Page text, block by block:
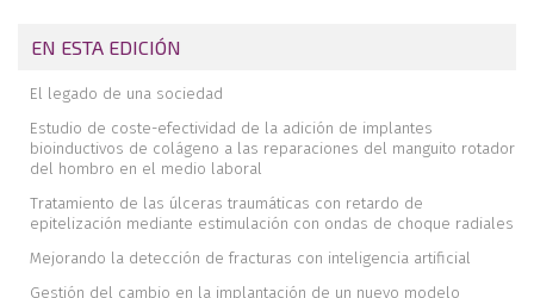
EN ESTA EDICIÓN
El legado de una sociedad
Estudio de coste-efectividad de la adición de implantes
bioinductivos de colágeno a las reparaciones del manguito rotador
del hombro en el medio laboral
Tratamiento de las úlceras traumáticas con retardo de
epitelización mediante estimulación con ondas de choque radiales
Mejorando la detección de fracturas con inteligencia artificial
Gestión del cambio en la implantación de un nuevo modelo